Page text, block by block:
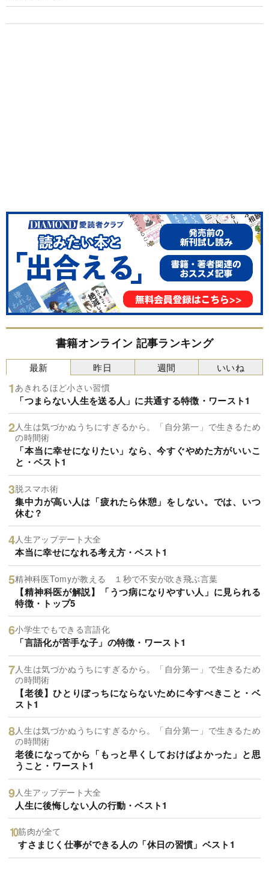
書籍オンライン 記事ランキング
最新
あきれるほど小さい習慣
「つまらない人生を送る人」に共通する特徴・ワースト1
人生は気づかぬうちにすぎるから。「自分第一」で生きるため
の時間術
「本当に幸せになりたい」なら、今すぐやめた方がいいこ
と・ベスト1
脱スマホ術
集中力が高い人は「疲れたら休憩」をしない。では、いつ
休む？
人生アップデート大全
本当に幸せになれる考え方・ベスト1
精神科医Tomyが教える １秒で不安が吹き飛ぶ言葉
【精神科医が解説】「うつ病になりやすい人」に見られる
特徴・トップ5
小学生でもできる言語化
「言語化が苦手な子」の特徴・ワースト1
人生は気づかぬうちにすぎるから。「自分第一」で生きるため
の時間術
【老後】ひとりぼっちにならないために今すべきこと・ベ
スト1
人生は気づかぬうちにすぎるから。「自分第一」で生きるため
の時間術
老後になってから「もっと早くしておけばよかった」と思
うこと・ワースト1
人生アップデート大全
人生に後悔しない人の行動・ベスト1
筋肉が全て
すさまじく仕事ができる人の「休日の習慣」ベスト1
昨日 週間 いいね